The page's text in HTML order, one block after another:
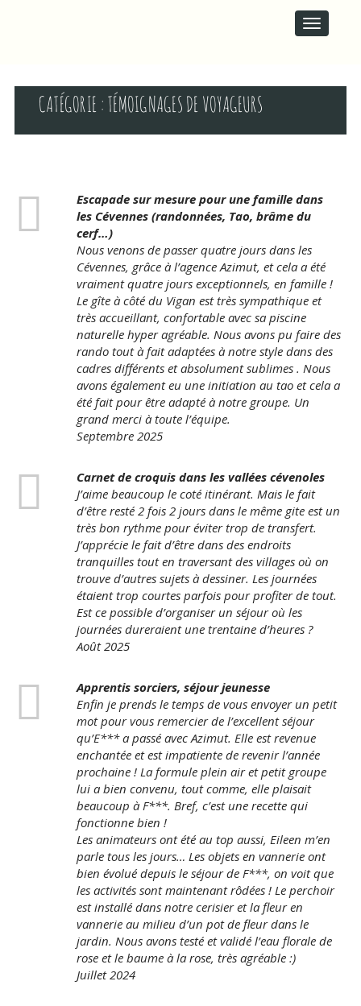
E
o
CATÉGORIE :TÉMOIGNAGES DE VOYAGEURS
Escapade sur mesure pour une famille dans
les Cévennes (randonnées, Tao, brâme du
cerf…)
Nous venons de passer quatre jours dans les
Cévennes, grâce à l’agence Azimut, et cela a été
vraiment quatre jours exceptionnels, en famille !
Le gîte à côté du Vigan est très sympathique et
très accueillant, confortable avec sa piscine
naturelle hyper agréable. Nous avons pu faire des
rando tout à fait adaptées à notre style dans des
cadres différents et absolument sublimes . Nous
avons également eu une initiation au tao et cela a
été fait pour être adapté à notre groupe. Un
grand merci à toute l’équipe.
Septembre 2025
Carnet de croquis dans les vallées cévenoles
J’aime beaucoup le coté itinérant. Mais le fait
d’être resté 2 fois 2 jours dans le même gite est un
très bon rythme pour éviter trop de transfert.
J’apprécie le fait d’être dans des endroits
tranquilles tout en traversant des villages où on
trouve d’autres sujets à dessiner. Les journées
étaient trop courtes parfois pour profiter de tout.
Est ce possible d’organiser un séjour où les
journées dureraient une trentaine d’heures ?
Août 2025
Apprentis sorciers, séjour jeunesse
Enfin je prends le temps de vous envoyer un petit
mot pour vous remercier de l’excellent séjour
qu’E*** a passé avec Azimut. Elle est revenue
enchantée et est impatiente de revenir l’année
prochaine ! La formule plein air et petit groupe
lui a bien convenu, tout comme, elle plaisait
beaucoup à F***. Bref, c’est une recette qui
fonctionne bien !
Les animateurs ont été au top aussi, Eileen m’en
parle tous les jours… Les objets en vannerie ont
bien évolué depuis le séjour de F***, on voit que
les activités sont maintenant rôdées ! Le perchoir
est installé dans notre cerisier et la fleur en
vannerie au milieu d’un pot de fleur dans le
jardin. Nous avons testé et validé l’eau florale de
rose et le baume à la rose, très agréable :)
Juillet 2024